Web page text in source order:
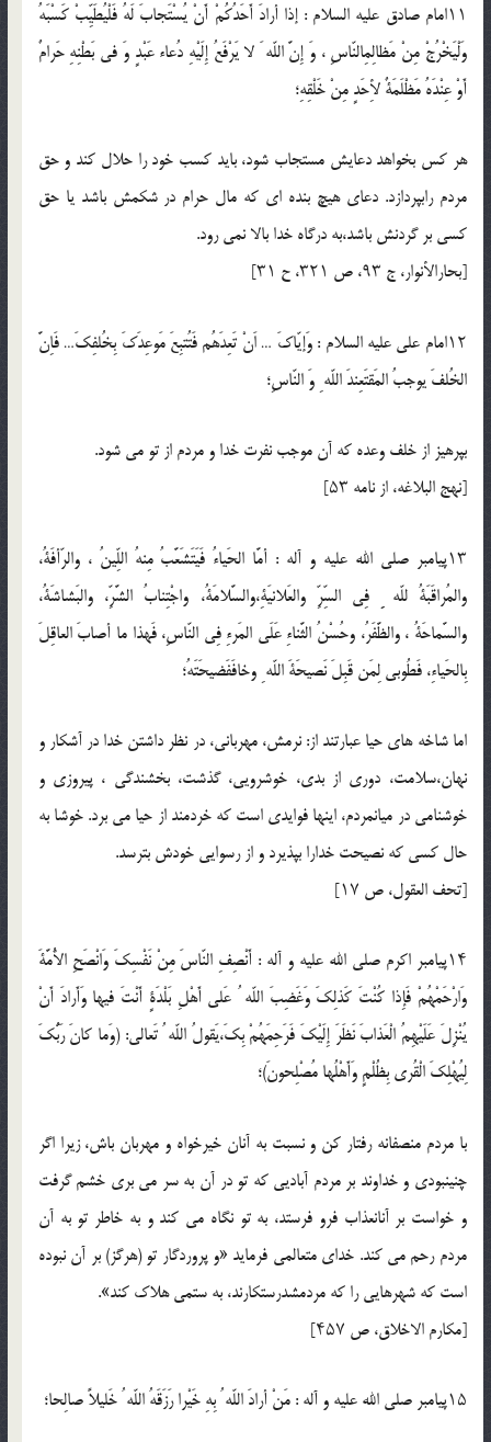
۱۱امام صادق عليه السلام : إذا أرادَ أَحَدُكُمْ أَنْ يُسْتَجابَ لَهُ فَلْيُطَيِّبْ كَسْبَهُ
وَلْيَخْرُجْ مِنْ مَظالِمِالنّاسِ ، وَ إِنَّ اللّه َ لا يَرْفَعُ إِلَيْهِ دُعاء عَبْدٍ وَ فى بَطْنِهِ حَرامٌ
أَوْ عِنْدَهُ مَظْلَمَةٌ لأِحَدٍ مِنْ خَلْقِهِ؛
هر كس بخواهد دعايش مستجاب شود، بايد كسب خود را حلال كند و حق
مردم رابپردازد. دعاى هيچ بنده اى كه مال حرام در شكمش باشد يا حق
كسى بر گردنش باشد،به درگاه خدا بالا نمى رود.
[بحارالأنوار، ج ۹۳، ص ۳۲۱، ح ۳۱]
۱۲امام على عليه السلام : وَإيّاكَ … اَنْ تَعِدَهُم فَتُتبِعَ مَوعِدَكَ بِخُلفِكَ… فَاِنَّ
الخُلفَ يوجبُ المَقتَعِندَ اللّه ِ وَ النّاسِ؛
بپرهيز از خلف وعده كه آن موجب نفرت خدا و مردم از تو مى شود.
[نهج البلاغه، از نامه ۵۳]
۱۳پيامبر صلي الله عليه و آله : أمَّا الحَياءُ فَيَتَشَعَّبُ مِنهُ اللِّينُ ، والرّأفَةُ،
والمُراقَبَةُ للّه ِِ فِى السِّرِّ والعَلانيَةِ،والسَّلامَةُ، واجْتِنابُ الشَّرِّ، والبَشاشَةُ،
والسَّماحَةُ ، والظَّفَرُ، وحُسْنُ الثَّناءِ عَلَى المَرءِ فِى النّاسِ، فَهذا ما أصابَ العاقِلَ
بِالحَياءِ، فَطُوبى لِمَن قَبِلَ نَصيحَةَ اللّه ِ وخافَفَضيحَتَهُ؛
اما شاخه هاى حيا عبارتند از: نرمش، مهربانى، در نظر داشتن خدا در آشكار و
نهان،سلامت، دورى از بدى، خوشرويى، گذشت، بخشندگى ، پيروزى و
خوشنامى در ميانمردم، اينها فوايدى است كه خردمند از حيا مى برد. خوشا به
حال كسى كه نصيحت خدارا بپذيرد و از رسوايى خودش بترسد.
[تحف العقول، ص ۱۷]
۱۴پيامبر اكرم صلي الله عليه و آله : أَنْصِفِ النّاسَ مِنْ نَفْسِكَ وَانْصَحِ الأُمَّةَ
وَارْحَمْهُمْ فَإِذا كُنْتَ كَذلِكَ وَغَضِبَ اللّه ُ عَلى أَهْلِ بَلْدَةٍ أَنْتَ فيها وَأَرادَ أَنْ
يُنْزِلَ عَلَيْهِمُ الْعَذابَ نَظَرَ إِلَيْكَ فَرَحِمَهُمْ بِكَ،يَقولُ اللّه ُ تَعالى: (وَما كانَ رَبُّكَ
لِيُهْلِكَ الْقُرى بِظُلْمٍ وَأَهْلُها مُصْلِحونَ)؛
با مردم منصفانه رفتار كن و نسبت به آنان خيرخواه و مهربان باش، زيرا اگر
چنينبودى و خداوند بر مردم آباديى كه تو در آن به سر مى برى خشم گرفت
و خواست بر آنانعذاب فرو فرستد، به تو نگاه مى كند و به خاطر تو به آن
مردم رحم مى كند. خداى متعالمى فرمايد «و پروردگار تو (هرگز) بر آن نبوده
است كه شهرهايى را كه مردمشدرستكارند، به ستمى هلاك كند».
[مكارم الاخلاق، ص ۴۵۷]
۱۵پيامبر صلي الله عليه و آله : مَنْ أرادَ اللّه ُ بِهِ خَيْرا رَزَقَهُ اللّه ُ خَليلاً صالِحا؛